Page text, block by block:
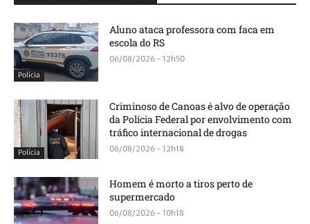
Polícia
Aluno ataca professora com faca em
escola do RS
06/08/2026 - 12h50
Polícia
Criminoso de Canoas é alvo de operação
da Polícia Federal por envolvimento com
tráfico internacional de drogas
06/08/2026 - 12h18
Homem é morto a tiros perto de
supermercado
06/08/2026 - 10h18